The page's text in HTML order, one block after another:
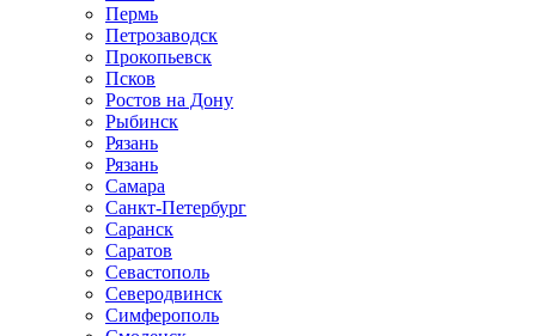
Пермь
Петрозаводск
Прокопьевск
Псков
Ростов на Дону
Рыбинск
Рязань
Рязань
Самара
Санкт-Петербург
Саранск
Саратов
Севастополь
Северодвинск
Симферополь